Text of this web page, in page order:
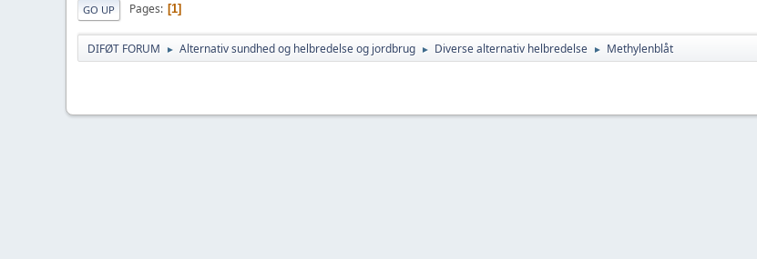
GO UP Pages 1
DIFØT FORUM ► Alternativ sundhed og helbredelse og jordbrug ► Diverse alternativ helbredelse ► Methylenblåt